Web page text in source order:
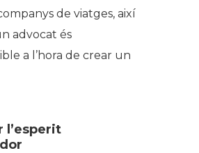
de viatges, així
advocat és
a l’hora de crear un
l’esperit